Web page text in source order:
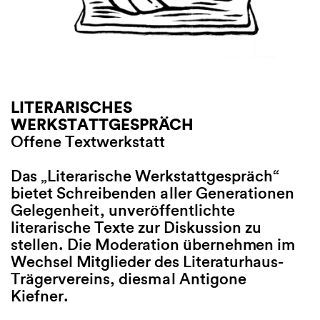
LITERARISCHES
WERKSTATTGESPRÄCH
Offene Textwerkstatt
Das „Literarische Werkstattgespräch“
bietet Schreibenden aller Generationen
Gelegenheit, unveröffentlichte
literarische Texte zur Diskussion zu
stellen. Die Moderation übernehmen im
Wechsel Mitglieder des Literaturhaus-
Trägervereins, diesmal Antigone
Kiefner.
FREILESER UNTERWEGS
Lesekiosk und Freiluft-
Kinder und Familien bei der
Zum ersten zweistelligen
hat der Freiburger Künstler
BauMit-Aktivist Jens Burde
Neuauflage unseres
Fahrrads entwickelt – der
Lese-Kiosk präsentiert sich
In der
Junge
mobilen
denen viele
Jugendliche
Freibäder,
Inseln in den